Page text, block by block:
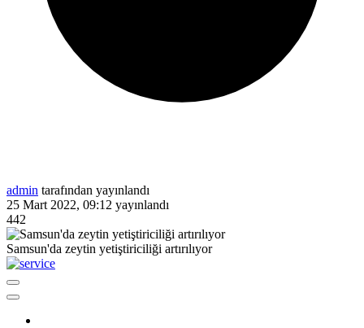
admin tarafından yayınlandı
25 Mart 2022, 09:12 yayınlandı
442
Samsun'da zeytin yetiştiriciliği artırılıyor